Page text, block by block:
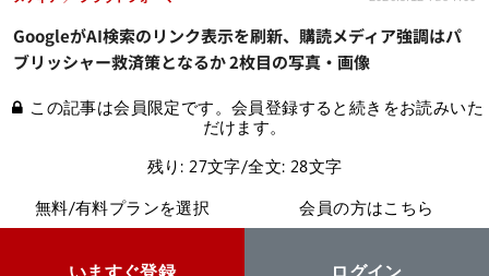
GoogleがAI検索のリンク表示を刷新、購読メディア強調はパ
ブリッシャー救済策となるか 2枚目の写真・画像
この記事は会員限定です。会員登録すると続きをお読みいた
だけます。
残り: 27文字/全文: 28文字
無料/有料プランを選択
いますぐ登録
会員の方はこちら
ログイン